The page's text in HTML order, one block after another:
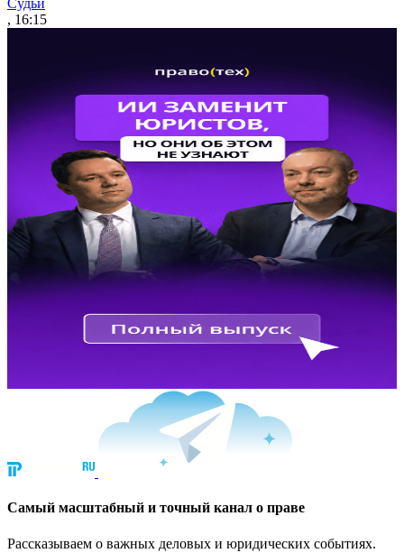
Судьи
, 16:15
Cамый масштабный и точный канал о праве
Рассказываем о важных деловых и юридических событиях.